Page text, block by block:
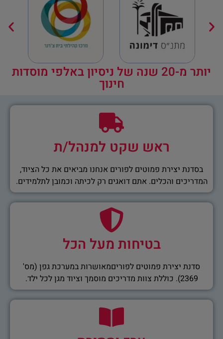
יותר מ-20 שנה של ניסיון באלפי מוסדות
חינוך
ראש שקט למנהל/ת
בסדנת יצירת פמוטים לפורים אנחנו מביאים את כל הציוד,
המדריכים והכלים. אתם דואגים רק לכיתה וכמובן לתלמידים.
בטיחות מעל הכל
סדנת יצירת פמוטים לפוריםמאושרות במערכת גפן (מס'
2369). כוללת צוות מדריכים מוסמך וציוד מגן לכל ילד.